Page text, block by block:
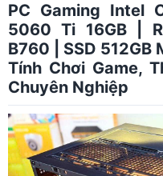
PC Gaming Intel
5060 Ti 16GB |
B760 | SSD
Tính Chơi Game,
Chuyên Nghiệp